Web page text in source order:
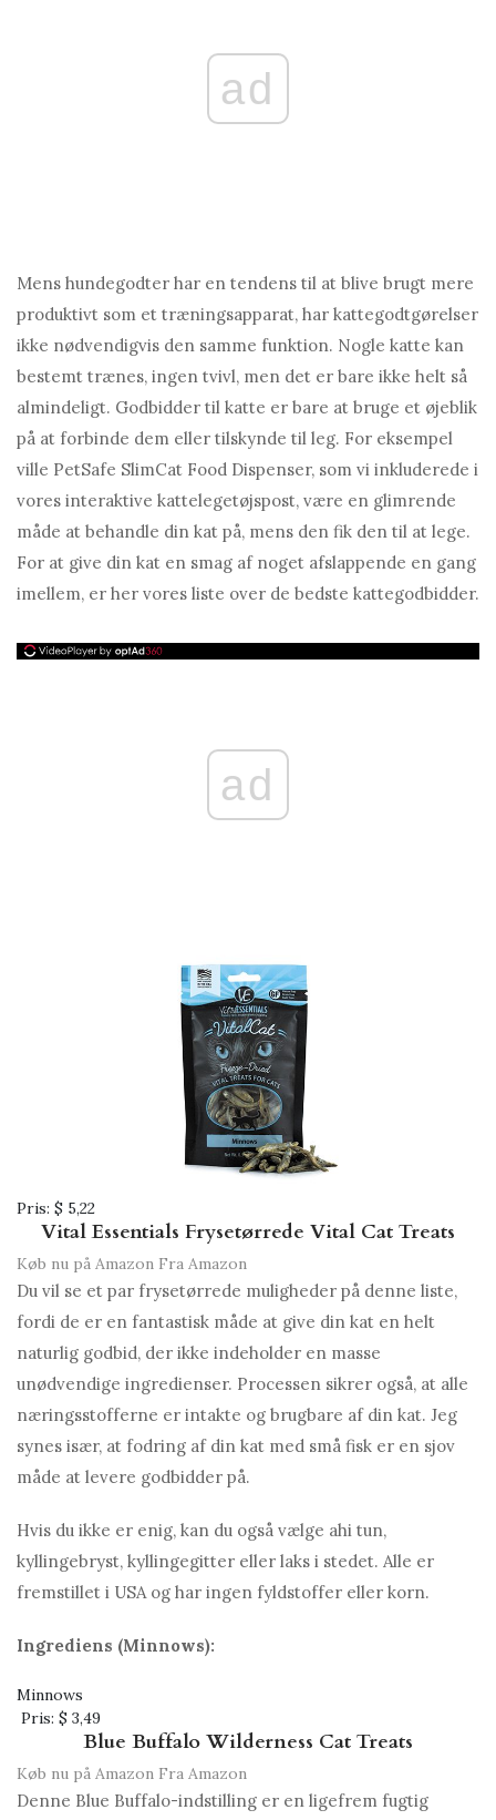
ad
Mens hundegodter har en tendens til at blive brugt mere
produktivt som et træningsapparat, har kattegodtgørelser
ikke nødvendigvis den samme funktion. Nogle katte kan
bestemt trænes, ingen tvivl, men det er bare ikke helt så
almindeligt. Godbidder til katte er bare at bruge et øjeblik
på at forbinde dem eller tilskynde til leg. For eksempel
ville PetSafe SlimCat Food Dispenser, som vi inkluderede i
vores interaktive kattelegetøjspost, være en glimrende
måde at behandle din kat på, mens den fik den til at lege.
For at give din kat en smag af noget afslappende en gang
imellem, er her vores liste over de bedste kattegodbidder.
ad
Pris: $ 5,22
Vital Essentials Frysetørrede Vital Cat Treats
Køb nu på Amazon Fra Amazon
Du vil se et par frysetørrede muligheder på denne liste,
fordi de er en fantastisk måde at give din kat en helt
naturlig godbid, der ikke indeholder en masse
unødvendige ingredienser. Processen sikrer også, at alle
næringsstofferne er intakte og brugbare af din kat. Jeg
synes især, at fodring af din kat med små fisk er en sjov
måde at levere godbidder på.
Hvis du ikke er enig, kan du også vælge ahi tun,
kyllingebryst, kyllingegitter eller laks i stedet. Alle er
fremstillet i USA og har ingen fyldstoffer eller korn.
Ingrediens (Minnows):
Minnows
Pris: $ 3,49
Blue Buffalo Wilderness Cat Treats
Køb nu på Amazon Fra Amazon
Denne Blue Buffalo-indstilling er en ligefrem fugtig